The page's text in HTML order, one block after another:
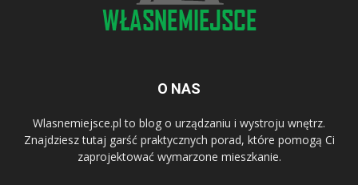
O NAS
Wlasnemiejsce.pl to blog o urządzaniu i wystroju wnętrz.
Znajdziesz tutaj garść praktycznych porad, które pomogą Ci
zaprojektować wymarzone mieszkanie.